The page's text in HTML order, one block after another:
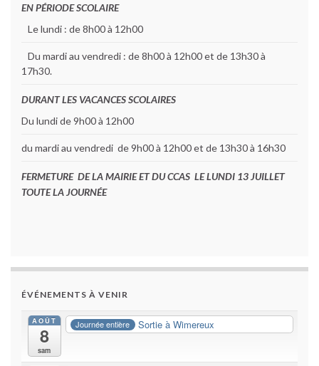
EN PÉRIODE SCOLAIRE
Le lundi : de 8h00 à 12h00
Du mardi au vendredi : de 8h00 à 12h00 et de 13h30 à
17h30.
DURANT LES VACANCES SCOLAIRES
Du lundi de 9h00 à 12h00
du mardi au vendredi de 9h00 à 12h00 et de 13h30 à 16h30
FERMETURE DE LA MAIRIE ET DU CCAS LE LUNDI 13 JUILLET
TOUTE LA JOURNÉE
ÉVÉNEMENTS À VENIR
AOÛT
8
sam
Journée entière Sortie à Wimereux